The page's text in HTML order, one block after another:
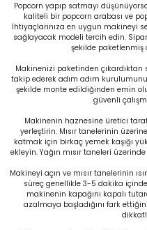
Makinası
- Cemko Metal
Mısır) Makinesi
Popcorn yapıp satmayı
kaliteli bir popcorn arabası ve
İhtiyaçlarınıza en uygun makineyi
sağlayacak modeli tercih edin.
şekilde paketlenmiş
Makinenizi paketinden
takip ederek adım adım
şekilde monte edildiğinden emin
güvenli
Makinenin haznesine üretici
yerleştirin. Mısır tanelerinin
katmak için birkaç yemek kaşığı
ekleyin. Yağın mısır taneleri
Makineyi açın ve mısır tanelerinin
süreç genellikle 3-5 dakika
makinenin kapağını kapalı
azalmaya başladığını fark